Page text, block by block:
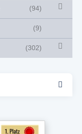
(94)
(9)
(302)